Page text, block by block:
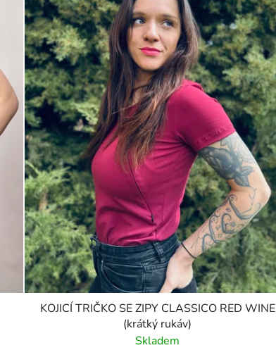
KOJICÍ TRIČKO SE ZIPY CLASSICO RED WINE
(krátký rukáv)
Skladem